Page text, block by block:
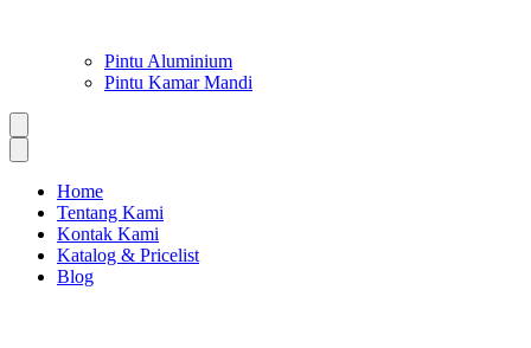
Pintu Aluminium
Pintu Kamar Mandi
Home
Tentang Kami
Kontak Kami
Katalog & Pricelist
Blog